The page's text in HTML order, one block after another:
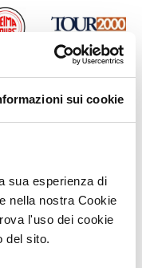
sui cookie
sua esperienza di
nella nostra Cookie
l'uso dei cookie
del sito.